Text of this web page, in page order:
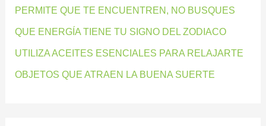
o
r
:
PERMITE QUE TE ENCUENTREN, NO BUSQUES
QUE ENERGÍA TIENE TU SIGNO DEL ZODIACO
UTILIZA ACEITES ESENCIALES PARA RELAJARTE
OBJETOS QUE ATRAEN LA BUENA SUERTE